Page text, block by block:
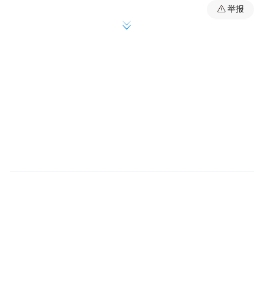
如在老旧街区在停车难问题上，探索错峰共
享模式，将周边办公大院停车场低使用率时
举报